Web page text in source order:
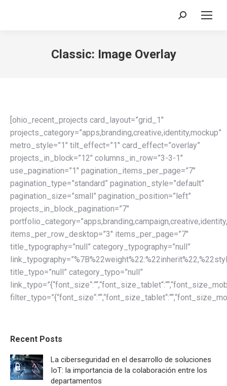
Search:
Classic: Image Overlay
[ohio_recent_projects card_layout=”grid_1″
projects_category=”apps,branding,creative,identity,mockup”
metro_style=”1″ tilt_effect=”1″ card_effect=”overlay”
projects_in_block=”12″ columns_in_row=”3-3-1″
use_pagination=”1″ pagination_items_per_page=”7″
pagination_type=”standard” pagination_style=”default”
pagination_size=”small” pagination_position=”left”
projects_in_block_pagination=”7″
items_per_row_desktop=”3″ items_per_page=”7″
title_typography=”null” category_typography=”null”
title_typo=”null” category_typo=”null”
Recent Posts
La ciberseguridad en el desarrollo de soluciones
IoT: la importancia de la colaboración entre los
departamentos